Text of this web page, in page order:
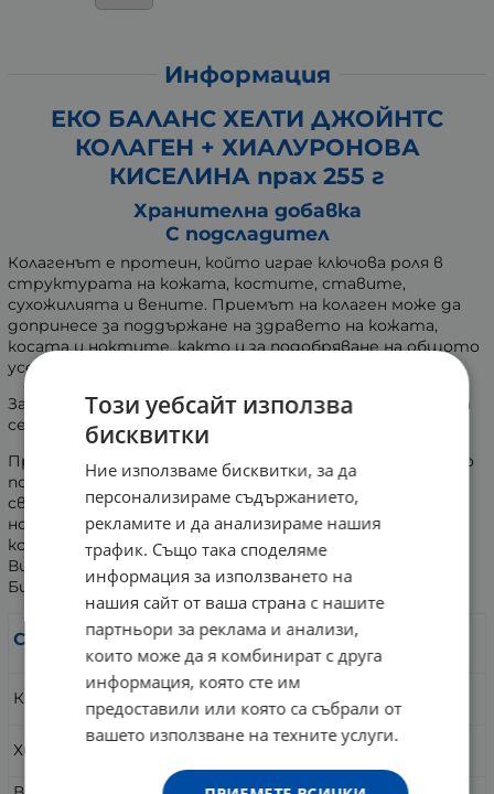
Информация
ЕКО БАЛАНС ХЕЛТИ ДЖОЙНТС
КОЛАГЕН + ХИАЛУРОНОВА
КИСЕЛИНА прах 255 г
Хранителна добавка
С подсладител
Колагенът е протеин, който играе ключова роля в
структурата на кожата, костите, ставите,
сухожилията и вените. Приемът на колаген може да
допринесе за поддържане на здравето на кожата,
косата и ноктите, както и за подобряване на общото
усещане за подвижност.
За най-добра усвояемост се препоръчва колагенът да
се приема на гладно.
Продуктът е допълнен с хиалуронова киселина, която
подпомага хидратацията на кожата и й придава
свежест, витамини като B5, който е важен за
нормалната регенерация на тъканите, Витамин С,
който е свързан с производството на колаген,
Витамин D3, който има антиоксидантни свойства, и
Биотин, важен за някои клетъчни процеси.
Съставки:
За 1 супена
лъжица:
лъжици:
Колаген пептиди
5895 mg
(**%NRVs)
(**%NRVs)
Хиалуронова киселина
53 mg
106 mg
Този уебсайт използва
бисквитки
Ние използваме бисквитки, за да
персонализираме съдържанието,
рекламите и да анализираме нашия
трафик. Също така споделяме
информация за използването на
нашия сайт от ваша страна с нашите
партньори за реклама и анализи,
които може да я комбинират с друга
информация, която сте им
предоставили или която са събрали от
вашето използване на техните услуги.